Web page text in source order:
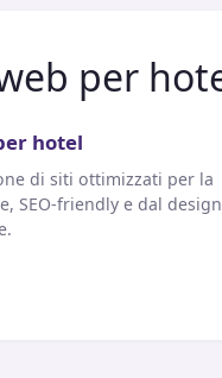
hotel
di siti ottimizzati per la
SEO-friendly e dal design